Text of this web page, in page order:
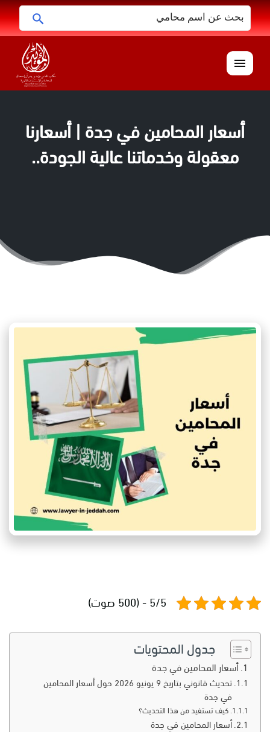
البحث
عن:
القائمة
أسعار المحامين في جدة | أسعارنا
معقولة وخدماتنا عالية الجودة..
5/5 - (500 صوت)
جدول المحتويات
أسعار المحامين في جدة
تحديث قانوني بتاريخ 9 يونيو 2026 حول أسعار المحامين
في جدة
كيف تستفيد من هذا التحديث؟
أسعار المحامين في جدة